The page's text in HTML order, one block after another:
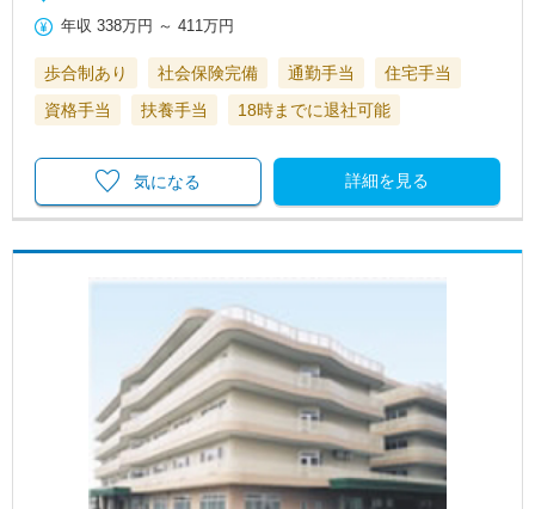
年収 338万円 ～411万円
歩合制あり 社会保険完備 通勤手当
住宅手当
資格手当
扶養手当 18時までに退社可能
詳細を見る
気になる